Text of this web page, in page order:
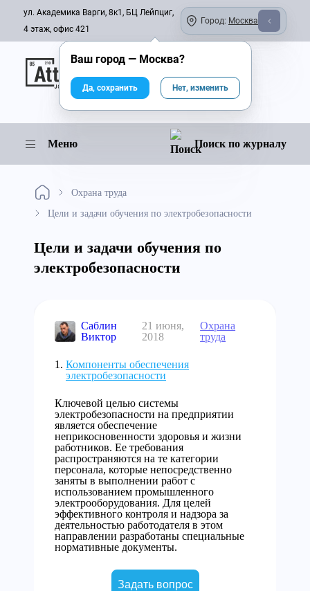
ул. Академика Варги, 8к1, БЦ Лейпциг,
4 этаж, офис 421
Город: Москва
Онлайн-журнал
Меню Поиск по журналу
Охрана труда
Цели и задачи обучения по электробезопасности
Цели и задачи обучения по
электробезопасности
Саблин
Виктор
21 июня,
2018
Охрана
труда
Компоненты обеспечения
электробезопасности
Ключевой целью системы
электробезопасности на предприятии
является обеспечение
неприкосновенности здоровья и жизни
работников. Ее требования
распространяются на те категории
персонала, которые непосредственно
заняты в выполнении работ с
использованием промышленного
электрооборудования. Для целей
эффективного контроля и надзора за
деятельностью работодателя в этом
направлении разработаны специальные
нормативные документы.
Задать вопрос
Ваш город — Москва?
Да, сохранить Нет, изменить